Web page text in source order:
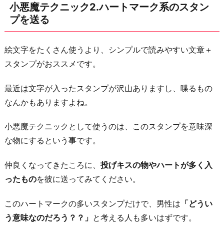
悪
魔
ク
ニ
ク
3.
夜
は
に
寝
小
小悪魔テクニック2.ハートマーク系のスタン
プを送る
絵文字をたくさん使うより、シンプルで読みやすい文章＋
スタンプがおススメです。
最近は文字が入ったスタンプが沢山ありますし、喋るもの
なんかもありますよね。
小悪魔テクニックとして使うのは、このスタンプを意味深
な物にするという事です。
仲良くなってきたころに、 投げキスの物やハートが多く入
ったものを彼に送ってみてください。
このハートマークの多いスタンプだけで、男性は 「どうい
う意味なのだろう？？」 と考える人も多いはずです。